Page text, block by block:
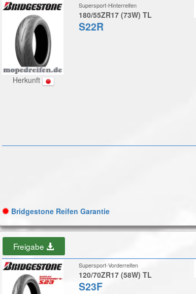
Herkunft
Supersport-Hinterreifen
180/55ZR17 (73W) TL
S22R
Bridgestone Reifen Garantie
Freigabe
Supersport-Vorderreifen
120/70ZR17 (58W) TL
S23F